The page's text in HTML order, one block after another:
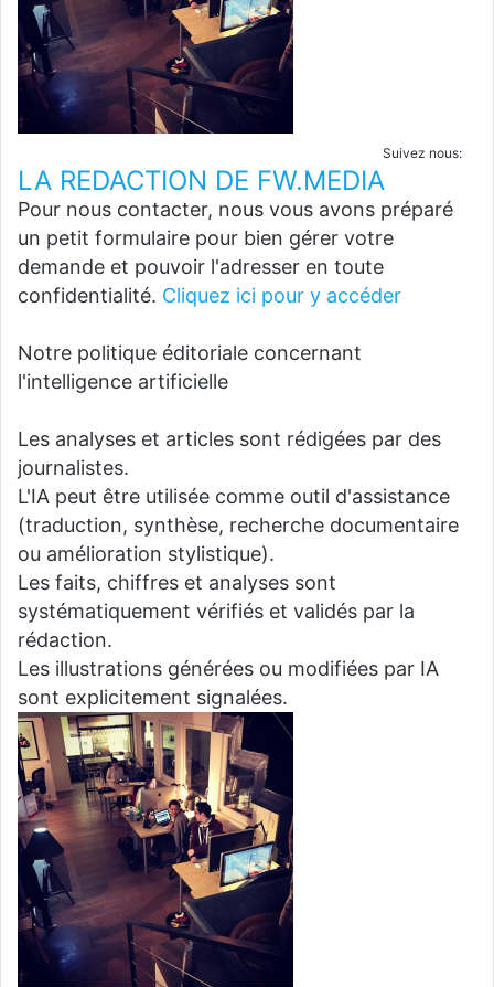
Suivez nous:
LA REDACTION DE FW.MEDIA
Pour nous contacter, nous vous avons préparé
un petit formulaire pour bien gérer votre
demande et pouvoir l'adresser en toute
confidentialité. Cliquez ici pour y accéder
Notre politique éditoriale concernant
l'intelligence artificielle
Les analyses et articles sont rédigées par des
journalistes.
L'IA peut être utilisée comme outil d'assistance
(traduction, synthèse, recherche documentaire
ou amélioration stylistique).
Les faits, chiffres et analyses sont
systématiquement vérifiés et validés par la
rédaction.
Les illustrations générées ou modifiées par IA
sont explicitement signalées.